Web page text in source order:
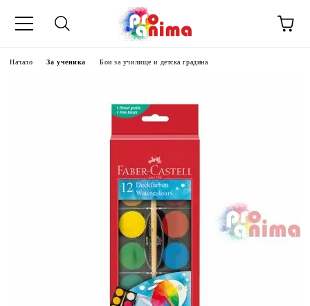
Начало За ученика Бои за училище и детска градина